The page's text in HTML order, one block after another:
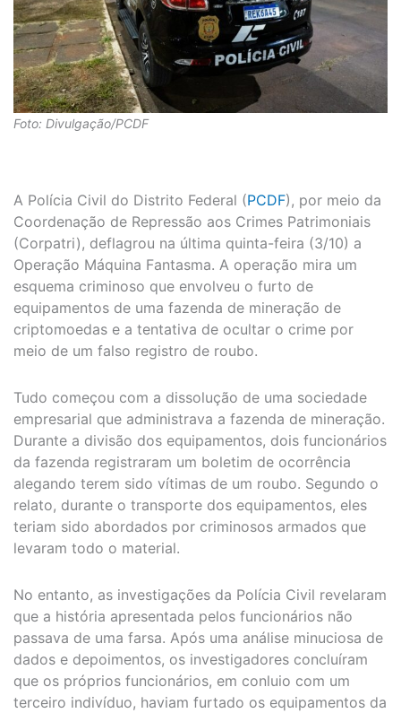
Foto: Divulgação/PCDF
A Polícia Civil do Distrito Federal (PCDF), por meio da
Coordenação de Repressão aos Crimes Patrimoniais
(Corpatri), deflagrou na última quinta-feira (3/10) a
Operação Máquina Fantasma. A operação mira um
esquema criminoso que envolveu o furto de
equipamentos de uma fazenda de mineração de
criptomoedas e a tentativa de ocultar o crime por
meio de um falso registro de roubo.
Tudo começou com a dissolução de uma sociedade
empresarial que administrava a fazenda de mineração.
Durante a divisão dos equipamentos, dois funcionários
da fazenda registraram um boletim de ocorrência
alegando terem sido vítimas de um roubo. Segundo o
relato, durante o transporte dos equipamentos, eles
teriam sido abordados por criminosos armados que
levaram todo o material.
No entanto, as investigações da Polícia Civil revelaram
que a história apresentada pelos funcionários não
passava de uma farsa. Após uma análise minuciosa de
dados e depoimentos, os investigadores concluíram
que os próprios funcionários, em conluio com um
terceiro indivíduo, haviam furtado os equipamentos da